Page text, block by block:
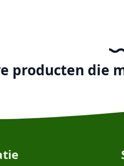
producten die